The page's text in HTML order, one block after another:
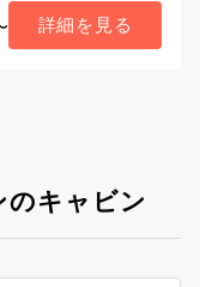
詳細を見る
のキャビン